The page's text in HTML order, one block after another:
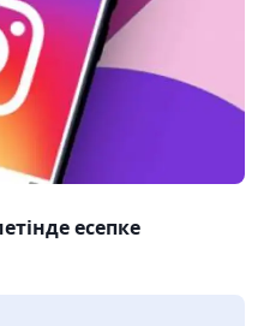
есепке